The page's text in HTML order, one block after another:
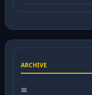
ARCHIVE